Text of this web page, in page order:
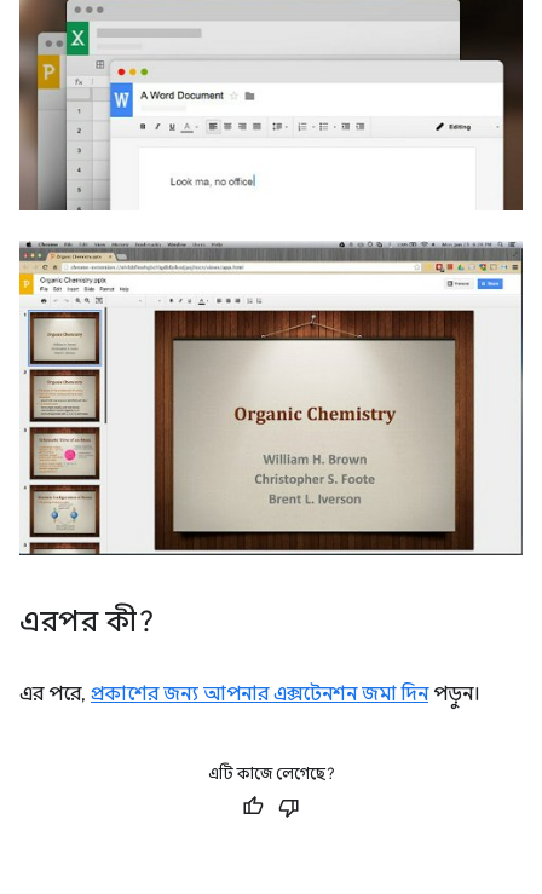
এরপর কী?
এর পরে, প্রকাশের জন্য আপনার এক্সটেনশন জমা দিনপড়ুন।
এটি কাজে লেগেছে?